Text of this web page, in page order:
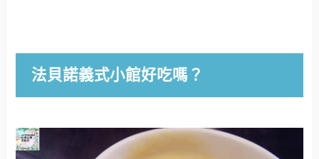
法貝諾義式小館好吃嗎？